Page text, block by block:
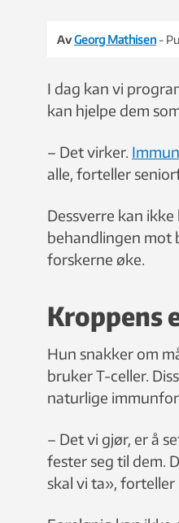
AvGeorg Mathisen -
I dag kan vi
kan hjelpe dem
– Det virker.
alle, forteller
Dessverre kan
behandlingen mot
forskerne øke.
Kroppens
Hun snakker om
bruker T-celler.
naturlige
– Det vi gjør, er å
fester seg til dem.
skal vi ta»,